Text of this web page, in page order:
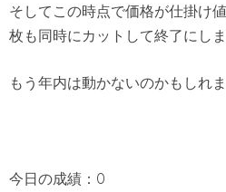
そしてこの時点で価格が仕掛け
枚も同時にカットして終了にしま
もう年内は動かないのかもしれま
今日の成績：0